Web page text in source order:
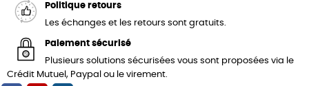
Politique retours
Les échanges et les retours sont gratuits.
Paiement sécurisé
Plusieurs solutions sécurisées vous sont proposées via le
Crédit Mutuel, Paypal ou le virement.